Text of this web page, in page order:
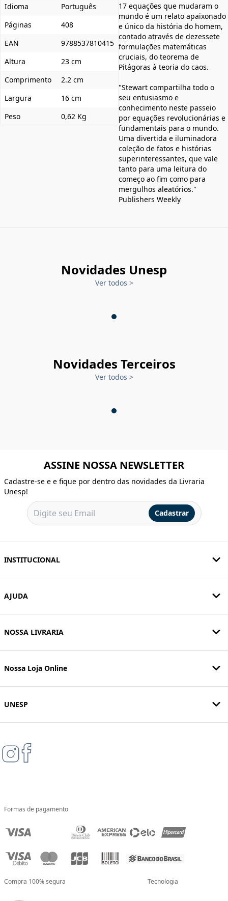
Idioma
Português
Páginas
408
EAN
9788537810415
Altura
23 cm
Comprimento
2.2 cm
Largura
16 cm
Peso
0,62 Kg
17 equações que mudaram o
mundo é um relato apaixonado
e único da história do homem,
contado através de dezessete
formulações matemáticas
cruciais, do teorema de
Pitágoras à teoria do caos.
"Stewart compartilha todo o
seu entusiasmo e
conhecimento neste passeio
por equações revolucionárias e
fundamentais para o mundo.
Uma divertida e iluminadora
coleção de fatos e histórias
superinteressantes, que vale
tanto para uma leitura do
começo ao fim como para
mergulhos aleatórios."
Publishers Weekly
Novidades Unesp
Ver todos >
Novidades Terceiros
Ver todos >
ASSINE NOSSA NEWSLETTER
Cadastre-se e e fique por dentro das novidades da Livraria
Unesp!
Cadastrar
INSTITUCIONAL
AJUDA
NOSSA LIVRARIA
Nossa Loja Online
UNESP
Formas de pagamento
Compra 100% segura Tecnologia